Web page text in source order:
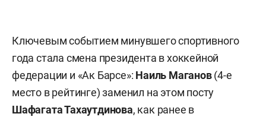
Ключевым событием минувшего спортивного
года стала смена президента в хоккейной
федерации и «Ак Барсе»: Наиль Маганов(4-е
место в рейтинге) заменил на этом посту
Шафагата Тахаутдинова, как ранее в